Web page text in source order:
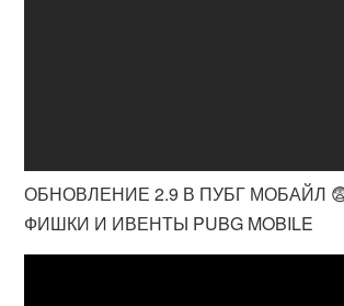
ОБНОВЛЕНИЕ 2.9 В ПУБГ МОБАЙЛ
ФИШКИ И ИВЕНТЫ PUBG MOBILE